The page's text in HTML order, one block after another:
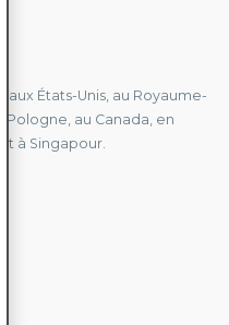
aux États-Unis, au Royaume-
Pologne, au Canada, en
à Singapour.